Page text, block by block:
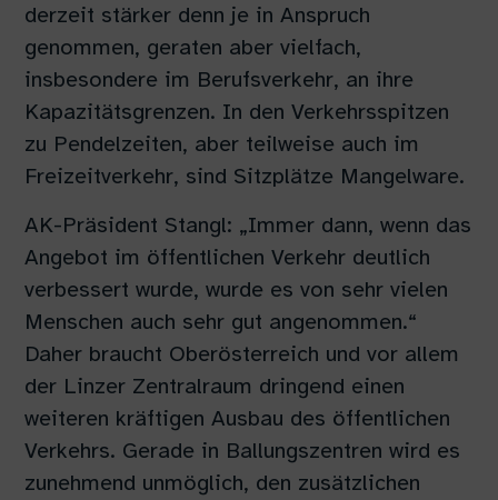
derzeit stärker denn je in Anspruch
genommen, geraten aber vielfach,
insbesondere im Berufsverkehr, an ihre
Kapazitätsgrenzen. In den Verkehrsspitzen
zu Pendelzeiten, aber teilweise auch im
Freizeitverkehr, sind Sitzplätze Mangelware.
AK-Präsident Stangl: „Immer dann, wenn das
Angebot im öffentlichen Verkehr deutlich
verbessert wurde, wurde es von sehr vielen
Menschen auch sehr gut angenommen.“
Daher braucht Oberösterreich und vor allem
der Linzer Zentralraum dringend einen
weiteren kräftigen Ausbau des öffentlichen
Verkehrs. Gerade in Ballungszentren wird es
zunehmend unmöglich, den zusätzlichen